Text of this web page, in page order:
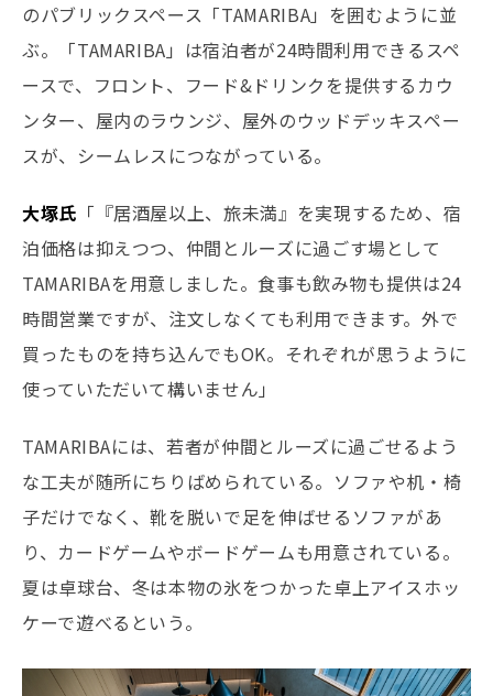
のパブリックスペース「TAMARIBA」を囲むように並
ぶ。「TAMARIBA」は宿泊者が24時間利用できるスペ
ースで、フロント、フード&ドリンクを提供するカウ
ンター、屋内のラウンジ、屋外のウッドデッキスペー
スが、シームレスにつながっている。
大塚氏 「『居酒屋以上、旅未満』を実現するため、宿
泊価格は抑えつつ、仲間とルーズに過ごす場として
TAMARIBAを用意しました。食事も飲み物も提供は24
時間営業ですが、注文しなくても利用できます。外で
買ったものを持ち込んでもOK。それぞれが思うように
使っていただいて構いません」
TAMARIBAには、若者が仲間とルーズに過ごせるよう
な工夫が随所にちりばめられている。ソファや机・椅
子だけでなく、靴を脱いで足を伸ばせるソファがあ
り、カードゲームやボードゲームも用意されている。
夏は卓球台、冬は本物の氷をつかった卓上アイスホッ
ケーで遊べるという。